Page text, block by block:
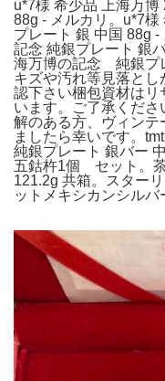
u*7様 希少品 上海万博
88g - メルカリ。u*7様
プレート 銀 中国 88g
記念 純銀プレート 銀
海万博の記念 純銀プ
キズや汚れ等見落と
認下さい梱包資材は
います。ご了承くだ
解のある方、ヴィン
ましたら幸いです。
純銀プレート 銀バー
五鈷杵1個 セット。
121.2g 共箱。スター
ットメキシカンシルバ